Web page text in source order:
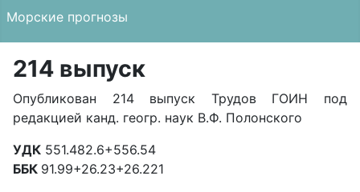
Морские прогнозы
214 выпуск
Опубликован 214 выпуск Трудов ГОИН под
редакцией канд. геогр. наук В.Ф. Полонского
УДК 551.482.6+556.54
ББК 91.99+26.23+26.221